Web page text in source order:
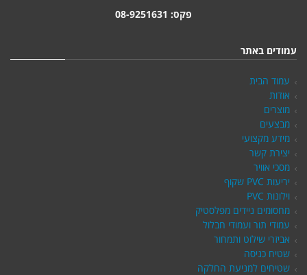
פקס: 08-9251631
עמודים באתר
עמוד הבית
אודות
מוצרים
מבצעים
מידע מקצועי
יצירת קשר
מסכי אוויר
יריעות PVC שקוף
וילונות PVC
מחסומים ניידים מפלסטיק
עמודי תור ועמודי חבלול
אביזרי שילוט ותמחור
שטיח כניסה
שטיחים למניעת החלקה